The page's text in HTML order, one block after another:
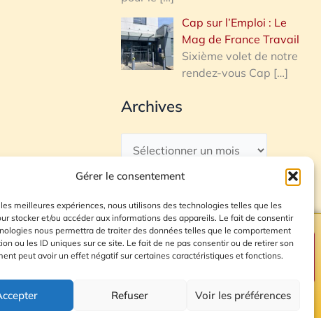
Gérer le consentement
meilleures expériences, nous utilisons des technologies telles que les
stocker et/ou accéder aux informations des appareils. Le fait de consentir
nous permettra de traiter des données telles que le comportement
ou les ID uniques sur ce site. Le fait de ne pas consentir ou de retirer son
peut avoir un effet négatif sur certaines caractéristiques et fonctions.
Refuser Voir les préférences
Cap sur l’Emploi : Le
Mag de France Travail
Sixième volet de notre
rendez-vous Cap […]
Archives
Plan du site